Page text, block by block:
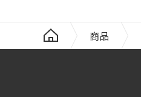
商品